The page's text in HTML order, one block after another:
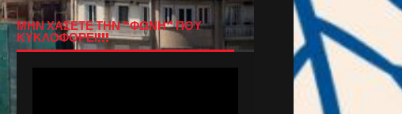
ΜΗΝ ΧΑΣΕΤΕ ΤΗΝ “ΦΩΝΗ” ΠΟΥ
ΚΥΚΛΟΦΟΡΕΙ!!!